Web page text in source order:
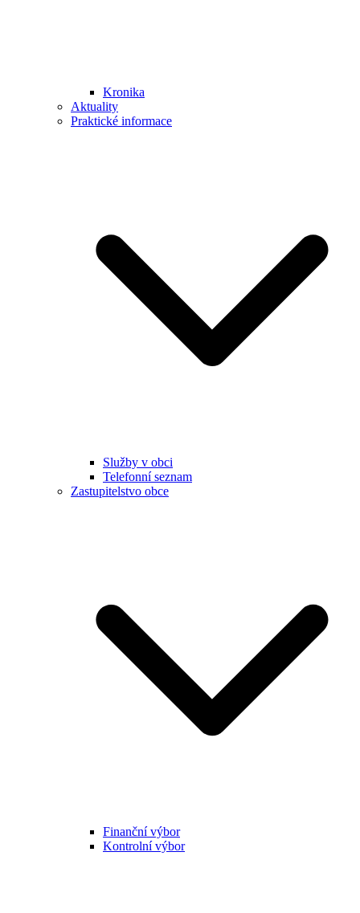
Kronika
Aktuality
Praktické informace
Služby v obci
Telefonní seznam
Zastupitelstvo obce
Finanční výbor
Kontrolní výbor